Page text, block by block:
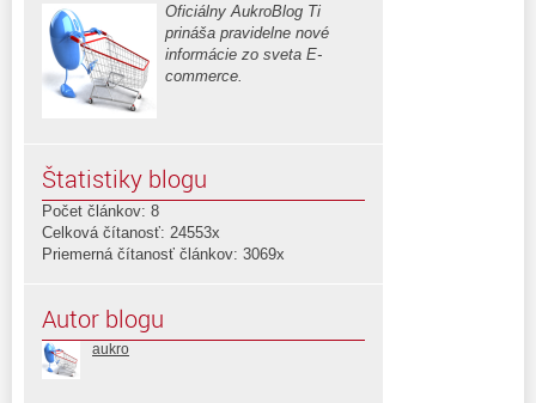
Oficiálny AukroBlog Ti
prináša pravidelne nové
informácie zo sveta E-
commerce.
Štatistiky blogu
Počet článkov: 8
Celková čítanosť: 24553x
Priemerná čítanosť článkov: 3069x
Autor blogu
aukro